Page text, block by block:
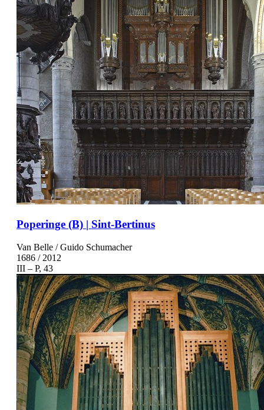
Poperinge (B) | Sint-Bertinus
Van Belle / Guido Schumacher
1686 / 2012
III – P, 43